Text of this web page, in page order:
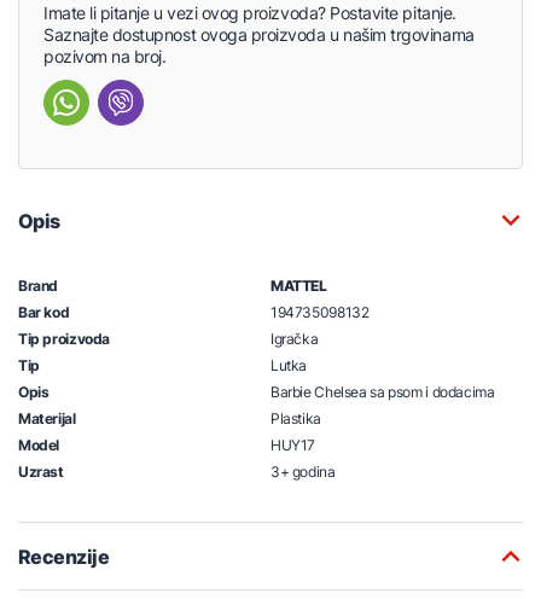
Imate li pitanje u vezi ovog proizvoda? Postavite pitanje.
Saznajte dostupnost ovoga proizvoda u našim trgovinama
pozivom na broj.
Opis
Brand
MATTEL
Bar kod
194735098132
Tip proizvoda
Igračka
Tip
Lutka
Opis
Barbie Chelsea sa psom i dodacima
Materijal
Plastika
Model
HUY17
Uzrast
3+ godina
Recenzije